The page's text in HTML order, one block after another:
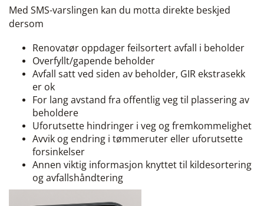
Med SMS-varslingen kan du motta direkte beskjed
dersom
Renovatør oppdager feilsortert avfall i beholder
Overfyllt/gapende beholder
Avfall satt ved siden av beholder, GIR ekstrasekk
er ok
For lang avstand fra offentlig veg til plassering av
beholdere
Uforutsette hindringer i veg og fremkommelighet
Avvik og endring i tømmeruter eller uforutsette
forsinkelser
Annen viktig informasjon knyttet til kildesortering
og avfallshåndtering